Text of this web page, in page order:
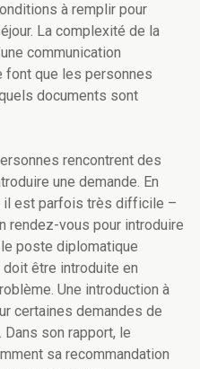
à remplir pour
La complexité de la
communication
que les personnes
documents sont
rencontrent des
une demande. En
il est parfois très difficile –
rendez-vous pour introduire
poste diplomatique
être introduite en
Une introduction à
certaines demandes de
son rapport, le
sa recommandation